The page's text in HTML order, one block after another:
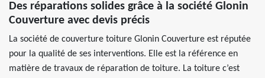
Des réparations solides grâce à la société Glonin
Couverture avec devis précis
La société de couverture toiture Glonin Couverture est réputée
pour la qualité de ses interventions. Elle est la référence en
matière de travaux de réparation de toiture. La toiture c’est